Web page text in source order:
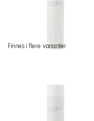
Finnes i flere varianter